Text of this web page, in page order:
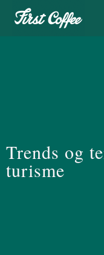
Trends og
turisme